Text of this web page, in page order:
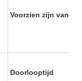
Voorzien zijn van:
Doorlooptijd